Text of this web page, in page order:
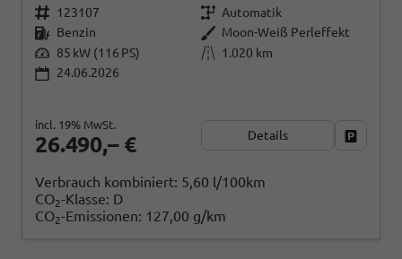
123107
Automatik
Benzin
Moon-Weiß Perleffekt
85 kW (116 PS)
1.020 km
24.06.2026
26.490,– €
incl. 19% MwSt.
Details
Verbrauch kombiniert: 5,60 l/100km
CO2-Klasse: D
CO2-Emissionen: 127,00 g/km